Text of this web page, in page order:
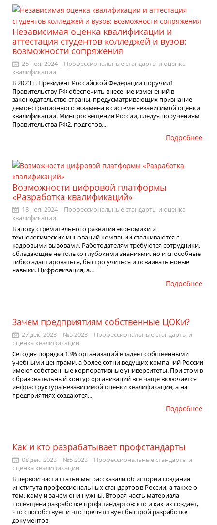
Независимая оценка квалификации и
аттестация студентов колледжей и вузов:
возможности сопряжения
25 ноя, 2024 | Профессиональные стандарты и оценка
квалификации
В 2023 г. Президент Российской Федерации поручил1
Правительству РФ обеспечить внесение изменений в
законодательство страны, предусматривающих признание
демонстрационного экзамена в системе независимой оценки
квалификации. Минпросвещения России, следуя поручениям
Правительства РФ2, подготов...
Подробнее
Возможности цифровой платформы
«Разработка квалификаций»
18 ноя, 2024 | Профессиональные стандарты и оценка
квалификации
В эпоху стремительного развития экономики и
технологических инноваций компании сталкиваются с
кадровыми вызовами. Работодателям требуются сотрудники,
обладающие не только глубокими знаниями, но и способные
гибко адаптироваться, быстро учиться и осваивать новые
навыки. Цифровизация, а...
Подробнее
Зачем предприятиям собственные ЦОКи?
27 дек, 2023 | №5 2023 | Профессиональные стандарты и
оценка квалификации
Сегодня порядка 13% организаций владеет собственными
учебными центрами, а более сотни ведущих компаний России
имеют собственные корпоративные университеты. При этом в
образовательный контур организаций всё чаще включается
инфраструктура независимой оценки квалификации, а на
предприятиях создаются...
Подробнее
Как и кто разрабатывает профстандарты
08 дек, 2023 | №5 2023 | Профессиональные стандарты и
оценка квалификации
В первой части статьи мы рассказали об истории создания
института профессиональных стандартов в России, а также о
том, кому и зачем они нужны. Вторая часть материала
посвящена разработке профстандартов: кто и как их создает,
что способствует и что препятствует быстрой разработке
документов